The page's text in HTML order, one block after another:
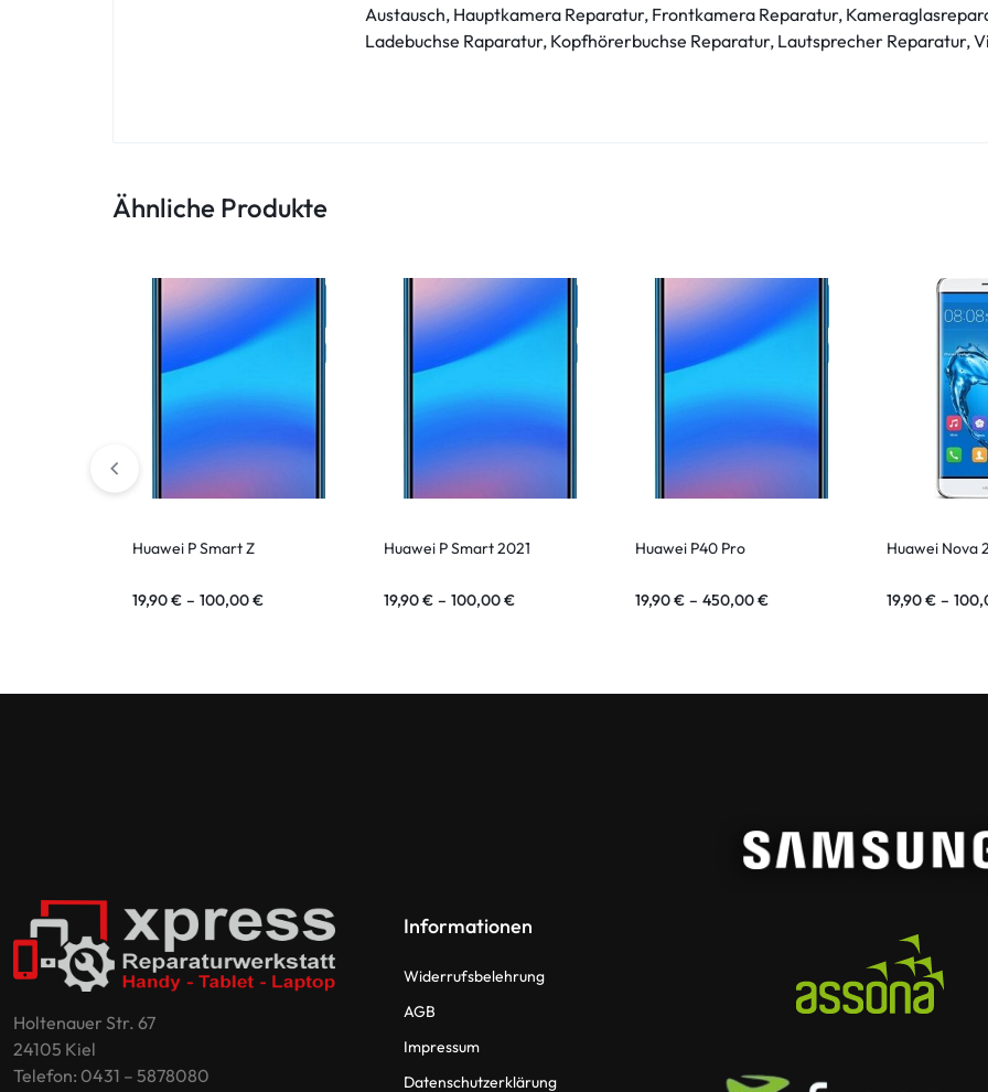
Austausch, Hauptkamera Reparatur, Frontkamera Reparatur,
Ladebuchse Raparatur, Kopfhörerbuchse Reparatur, Lautsprecher Reparatur,
Ähnliche Produkte
Huawei P Smart Z
19,90€ – 100,00€
Huawei P Smart 2021
19,90€ – 100,00€
Huawei P40 Pro
19,90€ – 450,00€
Huawei Nova
19,90€ –
Holtenauer Str. 67
24105 Kiel
Telefon: 0431 – 5878080
Informationen
Widerrufsbelehrung
AGB
Impressum
Datenschutzerklärung